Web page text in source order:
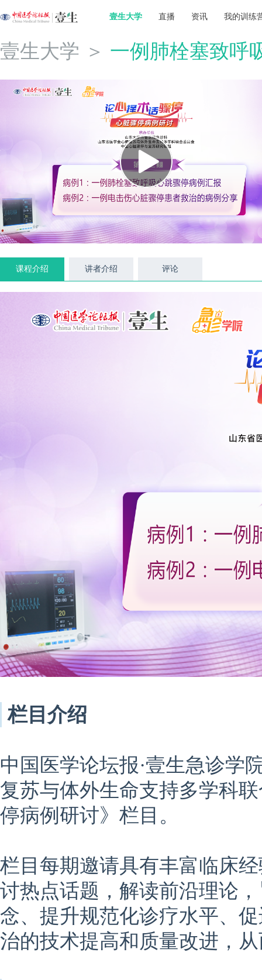
壹生大学 直播 资讯 我的训练
壹生大学 ＞ 一例肺栓塞致呼
课程介绍 讲者介绍 评论
栏目介绍
中国医学论坛报·壹生急诊学
复苏与体外生命支持多学科
停病例研讨》栏目。
栏目每期邀请具有丰富临床
讨热点话题，解读前沿理论
念、提升规范化诊疗水平、
治的技术提高和质量改进，